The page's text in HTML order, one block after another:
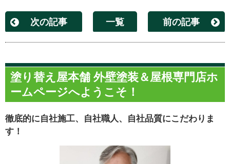
次の記事 一覧 前の記事
塗り替え屋本舗 外壁塗装＆屋根専門店ホ
ームページへようこそ！
徹底的に自社施工、自社職人、自社品質にこだわりま
す！